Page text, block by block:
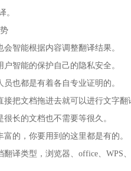
。
智能根据内容调整翻译结果。
智能的保护自己的隐私安全。
也都是有着各自专业证明的。
接把文档拖进去就可以进行文字翻
长的文档也不需要等很久。
的，你要用到的这里都是有的。
译类型，浏览器、office、WPS